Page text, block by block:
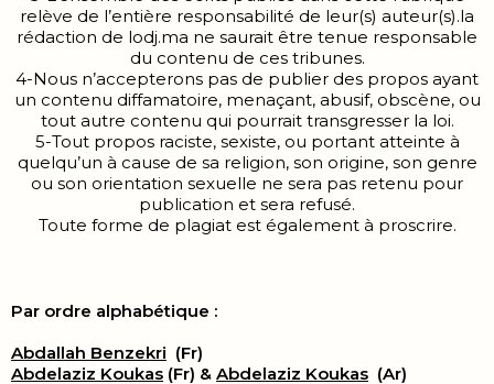
relève de l’entière responsabilité de leur(s) auteur(s).la
rédaction de lodj.ma ne saurait être tenue responsable
du contenu de ces tribunes.
4-Nous n’accepterons pas de publier des propos ayant
un contenu diffamatoire, menaçant, abusif, obscène, ou
tout autre contenu qui pourrait transgresser la loi.
5-Tout propos raciste, sexiste, ou portant atteinte à
quelqu’un à cause de sa religion, son origine, son genre
ou son orientation sexuelle ne sera pas retenu pour
publication et sera refusé.
Toute forme de plagiat est également à proscrire.
Par ordre alphabétique :
Abdallah Benzekri (Fr)
Abdelaziz Koukas (Fr) & Abdelaziz Koukas (Ar)